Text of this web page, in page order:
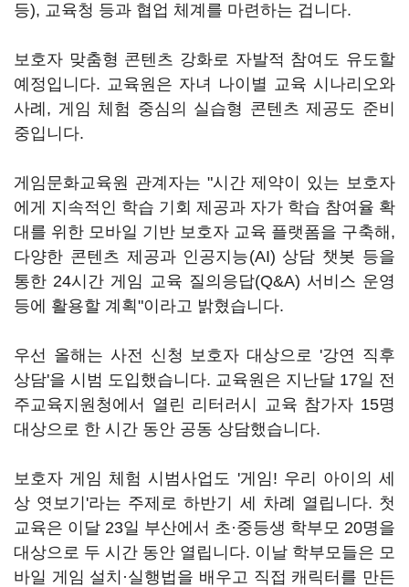
등), 교육청 등과 협업 체계를 마련하는 겁니다.
보호자 맞춤형 콘텐츠 강화로 자발적 참여도 유도할
예정입니다. 교육원은 자녀 나이별 교육 시나리오와
사례, 게임 체험 중심의 실습형 콘텐츠 제공도 준비
중입니다.
게임문화교육원 관계자는 "시간 제약이 있는 보호자
에게 지속적인 학습 기회 제공과 자가 학습 참여율 확
대를 위한 모바일 기반 보호자 교육 플랫폼을 구축해,
다양한 콘텐츠 제공과 인공지능(AI) 상담 챗봇 등을
통한 24시간 게임 교육 질의응답(Q&A) 서비스 운영
등에 활용할 계획"이라고 밝혔습니다.
우선 올해는 사전 신청 보호자 대상으로 '강연 직후
상담'을 시범 도입했습니다. 교육원은 지난달 17일 전
주교육지원청에서 열린 리터러시 교육 참가자 15명
대상으로 한 시간 동안 공동 상담했습니다.
보호자 게임 체험 시범사업도 '게임! 우리 아이의 세
상 엿보기'라는 주제로 하반기 세 차례 열립니다. 첫
교육은 이달 23일 부산에서 초·중등생 학부모 20명을
대상으로 두 시간 동안 열립니다. 이날 학부모들은 모
바일 게임 설치·실행법을 배우고 직접 캐릭터를 만든